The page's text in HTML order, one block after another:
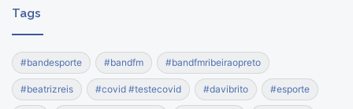
Tags
#bandesporte #bandfm #bandfmribeiraopreto
#beatrizreis #covid #testecovid #davibrito #esporte